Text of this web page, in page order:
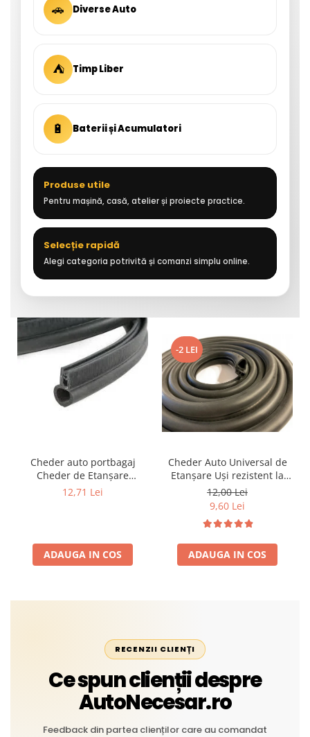
🚗 Diverse Auto
⛺ Timp Liber
🔋 Baterii și Acumulatori
Produse utile
Pentru mașină, casă, atelier și proiecte practice.
Selecție rapidă
Alegi categoria potrivită și comanzi simplu online.
Cheder auto portbagaj
Cheder de Etanșare
Profesional din Cauciuc -
Liniar
12,71 Lei
ADAUGA IN COS
-2 LEI
Cheder Auto Universal de
Etanșare Uși rezistent la
intemperii, raze UV,
îmbătrânire și temperaturi
extreme
12,00 Lei
9,60 Lei
ADAUGA IN COS
RECENZII CLIENȚI
Ce spun clienții despre
AutoNecesar.ro
Feedback din partea clienților care au comandat